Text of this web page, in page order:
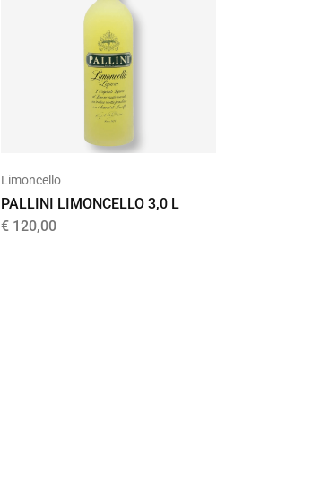
Limoncello
PALLINI LIMONCELLO 3,0 L
€ 120,00